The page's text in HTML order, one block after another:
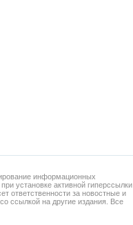
информационных
установке активной гиперссылки
ответственности за новостные и
ссылкой на другие издания. Все